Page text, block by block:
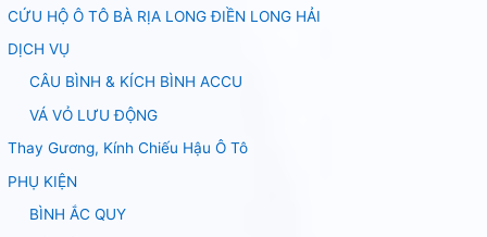
CỨU HỘ Ô TÔ BÀ RỊA LONG ĐIỀN LONG HẢI
DỊCH VỤ
CÂU BÌNH & KÍCH BÌNH ACCU
VÁ VỎ LƯU ĐỘNG
Thay Gương, Kính Chiếu Hậu Ô Tô
PHỤ KIỆN
BÌNH ẮC QUY